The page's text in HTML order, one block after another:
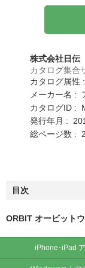
株式会社日伝
カタログ集合
カタログ属性
メーカー名 :
カタログID :
発行年月 :
総ページ数 : 2
目次
ORBIT オービット
iPhone･iPad